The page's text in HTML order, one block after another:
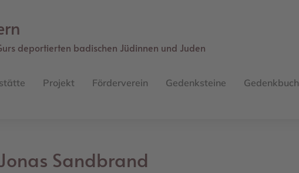
deportierten badischen Jüdinnen und Juden
Projekt Förderverein Gedenksteine Gedenkbuch
Sandbrand